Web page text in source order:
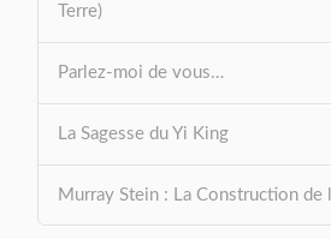
Terre)
Parlez-moi de vous…
La Sagesse du Yi King
Murray Stein : La Construction de